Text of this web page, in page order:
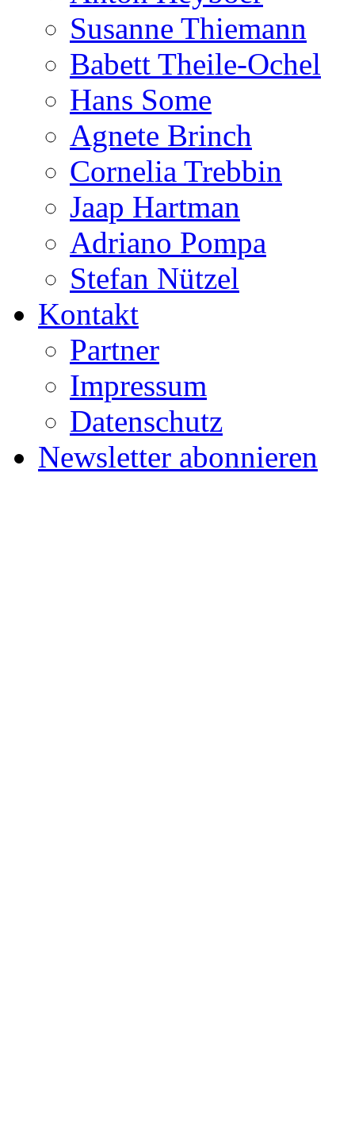
Susanne Thiemann
Babett Theile-Ochel
Hans Some
Agnete Brinch
Cornelia Trebbin
Jaap Hartman
Adriano Pompa
Stefan Nützel
Kontakt
Partner
Impressum
Datenschutz
Newsletter abonnieren